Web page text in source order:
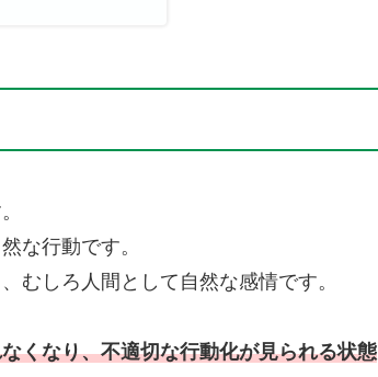
な行動です。
むしろ人間として自然な感情です。
くなり、不適切な行動化が見られる状態